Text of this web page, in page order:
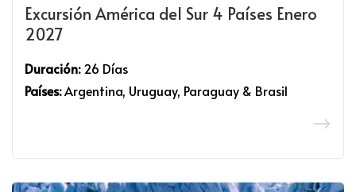
Excursión América del Sur 4 Países Enero
2027
Duración:26 Días
Países:Argentina, Uruguay, Paraguay & Brasil